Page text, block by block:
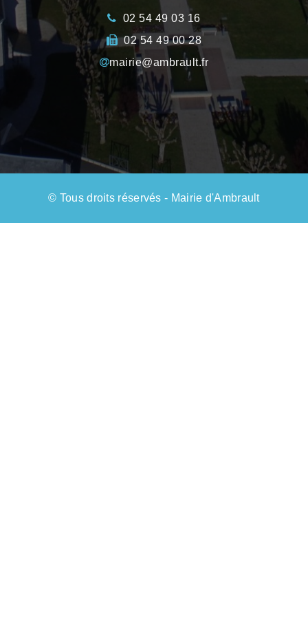
02 54 49 03 16
02 54 49 00 28
mairie@ambrault.fr
© Tous droits réservés - Mairie d'Ambrault